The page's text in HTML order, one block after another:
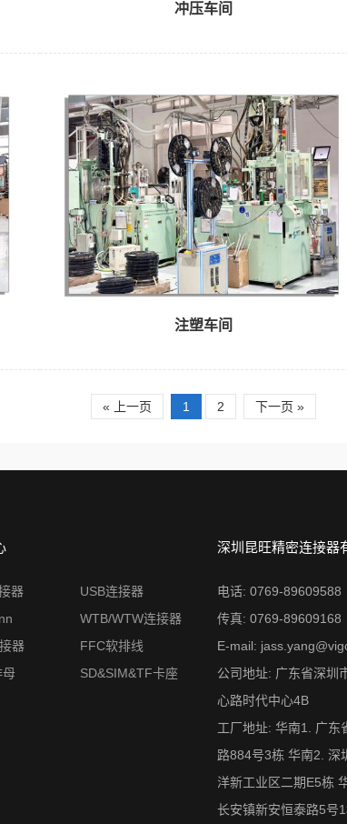
冲压车间
注塑车间
« 上一页 1 2 下一页 »
器
USB连接器
WTB/WTW连接器
器
FFC软排线
母
SD&SIM&TF卡座
深圳昆旺精密连接器
电话: 0769-89609588
传真: 0769-89609168
E-mail:
公司地址: 广东省深圳
心路时代中心4B
工厂地址: 华南1. 广东
路884号3栋 华南2. 深
洋新工业区二期E5栋
长安镇新安恒泰路5号